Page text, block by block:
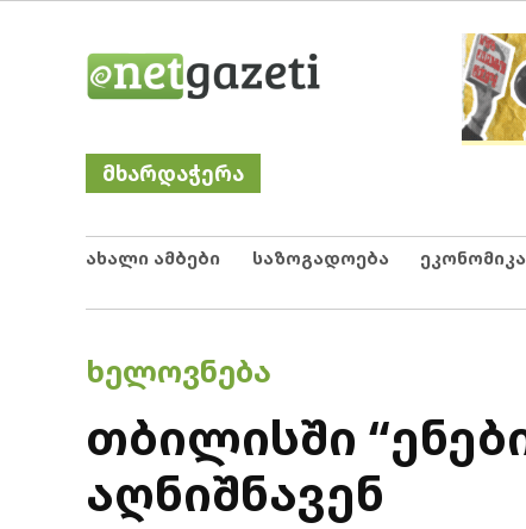
Netgazeti
მხარდაჭერა
ახალი ამბები საზოგადოება ეკონომიკა
POSTED
ᲮᲔᲚᲝᲕᲜᲔᲑᲐ
თბილისში
აღნიშნავენ